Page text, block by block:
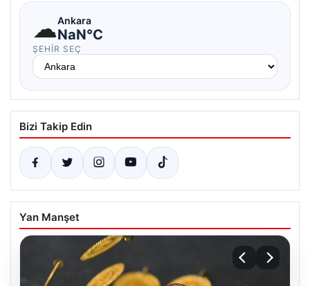
☁Ankara
NaN°C
ŞEHIR SEÇ
Bizi Takip Edin
Yan Manşet